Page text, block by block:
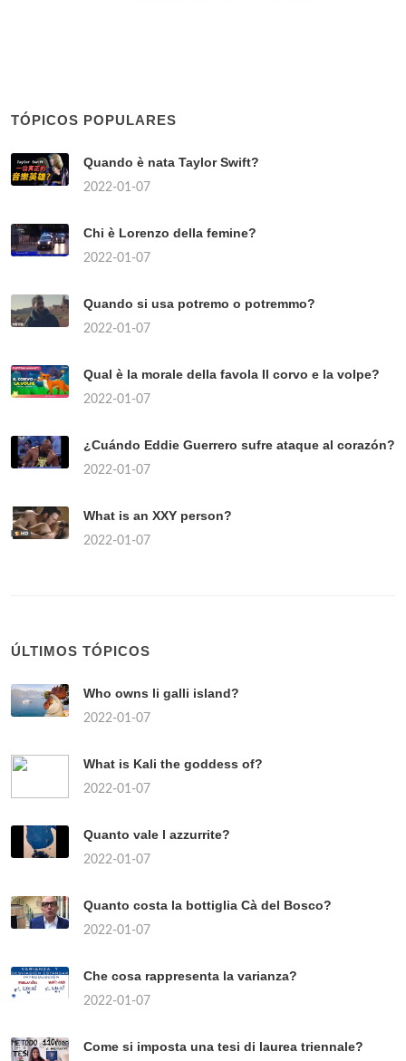
TÓPICOS POPULARES
Quando è nata Taylor Swift?
2022-01-07
Chi è Lorenzo della femine?
2022-01-07
Quando si usa potremo o potremmo?
2022-01-07
Qual è la morale della favola Il corvo e la volpe?
2022-01-07
¿Cuándo Eddie Guerrero sufre ataque al corazón?
2022-01-07
What is an XXY person?
2022-01-07
ÚLTIMOS TÓPICOS
Who owns li galli island?
2022-01-07
What is Kali the goddess of?
2022-01-07
Quanto vale l azzurrite?
2022-01-07
Quanto costa la bottiglia Cà del Bosco?
2022-01-07
Che cosa rappresenta la varianza?
2022-01-07
Come si imposta una tesi di laurea triennale?